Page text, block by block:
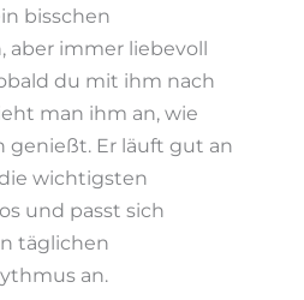
bisschen
aber immer liebevoll
du mit ihm nach
man ihm an, wie
genießt. Er läuft gut an
wichtigsten
und passt sich
täglichen
an.